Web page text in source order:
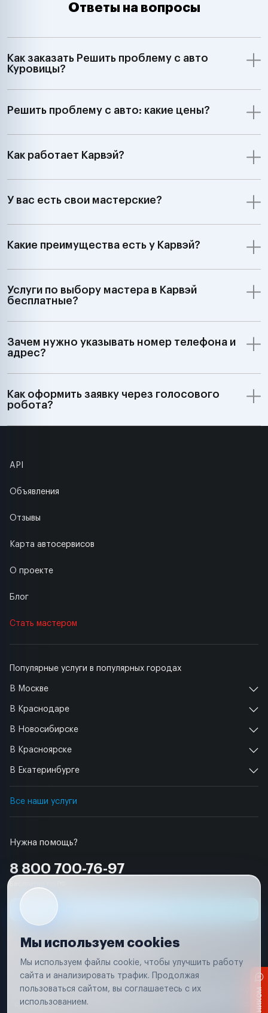
Ответы на вопросы
Как заказать Решить проблему с авто
Куровицы?
Решить проблему с авто: какие цены?
Как работает Карвэй?
У вас есть свои мастерские?
Какие преимущества есть у Карвэй?
Услуги по выбору мастера в Карвэй
бесплатные?
Зачем нужно указывать номер телефона и
адрес?
Как оформить заявку через голосового
робота?
Нужна помощь?
8 800 700-76-97
Популярные услуги в популярных городах
В Москве
В Краснодаре
В Новосибирске
В Красноярске
В Екатеринбурге
Все наши услуги
API
Объявления
Отзывы
Карта автосервисов
О проекте
Блог
Стать мастером
Условия использования
Вся информация, представленная на сайте, носит исключительно
соответствии с положениями статьи 437 (п. 2) Гражданского кодекса
Мы используем cookies
Мы используем файлы cookie, чтобы улучшить работу
сайта и анализировать трафик. Продолжая
пользоваться сайтом, вы соглашаетесь с их
использованием.